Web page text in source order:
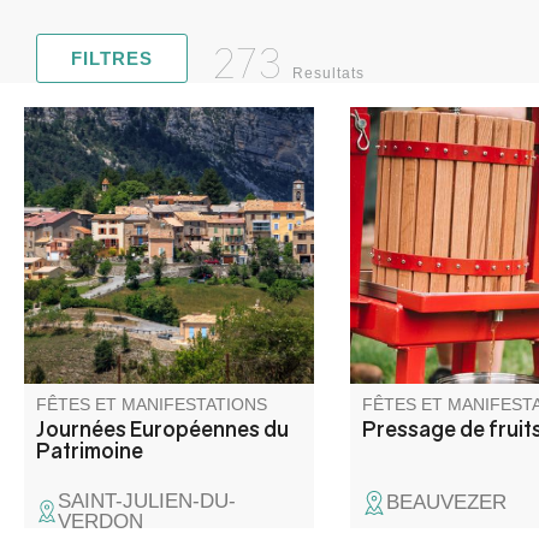
FILTRES 273 Resultats
Exposition de photos
anciennes et visite du village
de Saint-Julien-du-Verdon dans
le cadre des Journées
européennes du patrimoine.
FÊTES ET MANIFESTATIONS
Journées Européennes du
Patrimoine
SAINT-JULIEN-DU-
VERDON
Une journée pour
presser, pasteuriser,
et partager sans
FÊTES ET
Pressage de
BEAUVEZER